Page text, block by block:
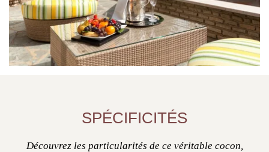
SPÉCIFICITÉS
Découvrez les particularités de ce véritable cocon,